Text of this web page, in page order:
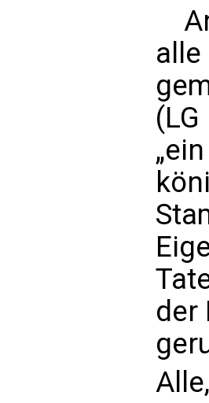
alle
der